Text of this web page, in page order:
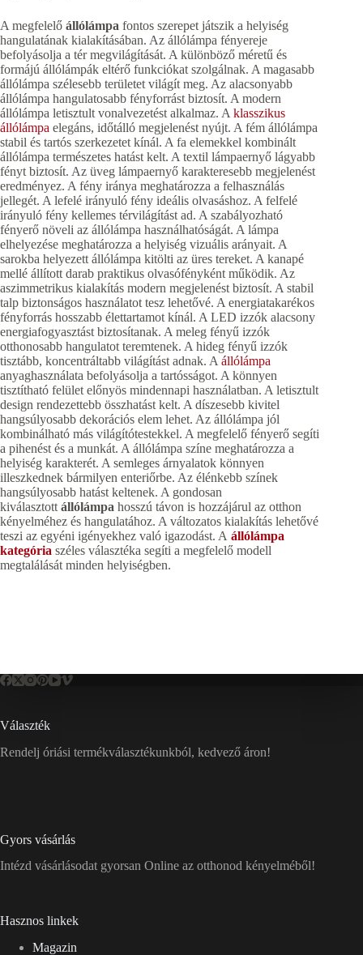
A megfelelő állólámpa fontos szerepet játszik a helyiség
hangulatának kialakításában. Az állólámpa fényereje
befolyásolja a tér megvilágítását. A különböző méretű és
formájú állólámpák eltérő funkciókat szolgálnak. A magasabb
állólámpa szélesebb területet világít meg. Az alacsonyabb
állólámpa hangulatosabb fényforrást biztosít. A modern
állólámpa letisztult vonalvezetést alkalmaz. Aklasszikus
állólámpa elegáns, időtálló megjelenést nyújt. A fém állólámpa
stabil és tartós szerkezetet kínál. A fa elemekkel kombinált
állólámpa természetes hatást kelt. A textil lámpaernyő lágyabb
fényt biztosít. Az üveg lámpaernyő karakteresebb megjelenést
eredményez. A fény iránya meghatározza a felhasználás
jellegét. A lefelé irányuló fény ideális olvasáshoz. A felfelé
irányuló fény kellemes térvilágítást ad. A szabályozható
fényerő növeli az állólámpa használhatóságát. A lámpa
elhelyezése meghatározza a helyiség vizuális arányait. A
sarokba helyezett állólámpa kitölti az üres tereket. A kanapé
mellé állított darab praktikus olvasófényként működik. Az
aszimmetrikus kialakítás modern megjelenést biztosít. A stabil
talp biztonságos használatot tesz lehetővé. A energiatakarékos
fényforrás hosszabb élettartamot kínál. A LED izzók alacsony
energiafogyasztást biztosítanak. A meleg fényű izzók
otthonosabb hangulatot teremtenek. A hideg fényű izzók
tisztább, koncentráltabb világítást adnak. Aállólámpa
anyaghasználata befolyásolja a tartósságot. A könnyen
tisztítható felület előnyös mindennapi használatban. A letisztult
design rendezettebb összhatást kelt. A díszesebb kivitel
hangsúlyosabb dekorációs elem lehet. Az állólámpa jól
kombinálható más világítótestekkel. A megfelelő fényerő segíti
a pihenést és a munkát. A állólámpa színe meghatározza a
helyiség karakterét. A semleges árnyalatok könnyen
illeszkednek bármilyen enteriőrbe. Az élénkebb színek
hangsúlyosabb hatást keltenek. A gondosan
kiválasztottállólámpa hosszú távon is hozzájárul az otthon
kényelméhez és hangulatához. A változatos kialakítás lehetővé
teszi az egyéni igényekhez való igazodást. A állólámpa
kategória széles választéka segíti a megfelelő modell
megtalálását minden helyiségben.
Választék
Rendelj óriási termékválasztékunkból, kedvező áron!
Gyors vásárlás
Intézd vásárlásodat gyorsan Online az otthonod kényelméből!
Hasznos linkek
Magazin